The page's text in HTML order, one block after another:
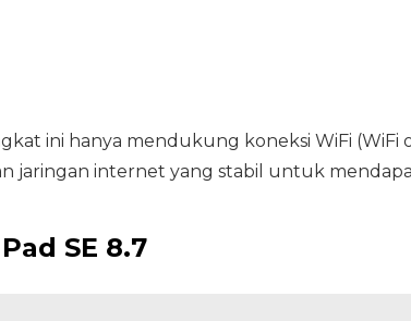
ini hanya mendukung koneksi WiFi (WiFi
jaringan internet yang stabil untuk
SE 8.7